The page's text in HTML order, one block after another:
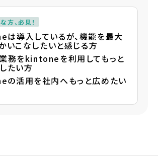
方、必見！
導入しているが、機能を最大
いこなしたいと感じる方
務をkintoneを利用してもっと
たい方
活用を社内へもっと広めたい